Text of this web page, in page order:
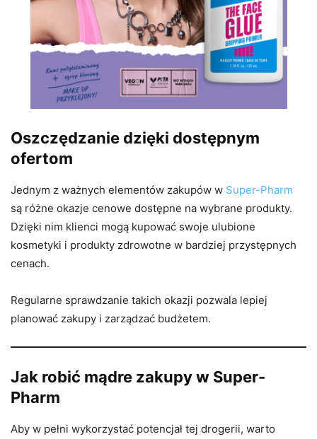
Oszczędzanie dzięki dostępnym
ofertom
Jednym z ważnych elementów zakupów w Super-Pharm
są różne okazje cenowe dostępne na wybrane produkty.
Dzięki nim klienci mogą kupować swoje ulubione
kosmetyki i produkty zdrowotne w bardziej przystępnych
cenach.
Regularne sprawdzanie takich okazji pozwala lepiej
planować zakupy i zarządzać budżetem.
Jak robić mądre zakupy w Super-
Pharm
Aby w pełni wykorzystać potencjał tej drogerii, warto